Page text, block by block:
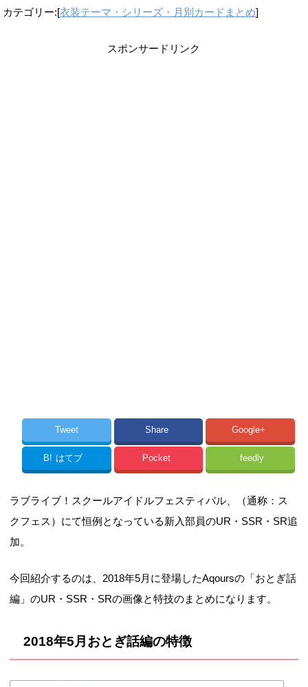
カテゴリー:[衣装テーマ・シリーズ・月別カードまとめ]
スポンサードリンク
Tweet Share Google+
B! はてブ Pocket feedly
ラブライブ！スクールアイドルフェスティバル、（通称：ス
クフェス）にて恒例となっている新入部員のUR・SSR・SR追
加。
今回紹介するのは、2018年5月に登場したAqoursの「おとぎ話
編」のUR・SSR・SRの画像と特技のまとめになります。
2018年5月おとぎ話編の特徴